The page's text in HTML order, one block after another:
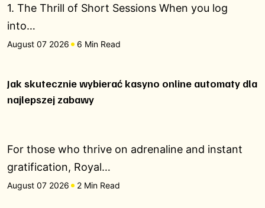
1. The Thrill of Short Sessions When you log
into…
August 07 2026 6 Min Read
Jak skutecznie wybierać kasyno online automaty dla
najlepszej zabawy
For those who thrive on adrenaline and instant
gratification, Royal…
August 07 2026 2 Min Read